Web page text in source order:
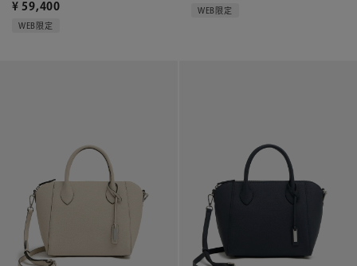
¥ 59,400
WEB限定
WEB限定